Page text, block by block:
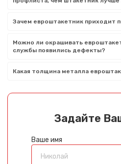
Зачем евроштакетник приходит
Можно ли окрашивать
службы появились дефекты?
Какая толщина металла
Задайте
Ваше имя